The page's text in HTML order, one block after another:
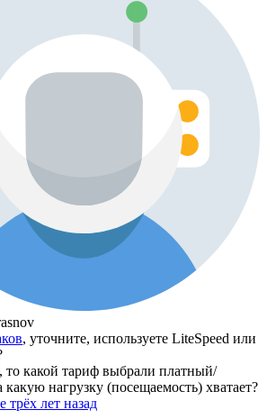
, уточните, используете LiteSpeed или
то какой тариф выбрали платный/
нагрузку (посещаемость) хватает?
трёх лет назад